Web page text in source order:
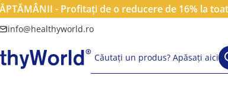
- Profitați de o reducere de 16% la
info@healthyworld.ro
Căutați un produs? Apăsați aici